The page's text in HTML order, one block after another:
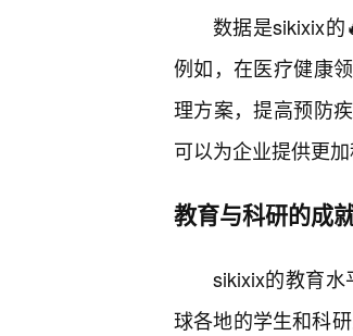
数据是sikixix的
例如，在医疗健康
理方案，提高预防
可以为企业提供更
教育与科研的成
sikixix的教育
球各地的学生和科